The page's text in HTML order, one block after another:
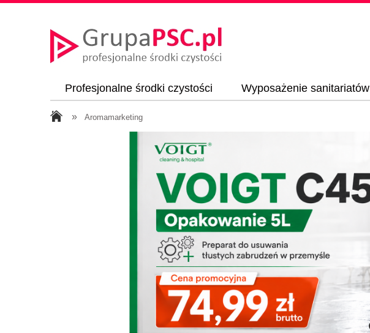
Profesjonalne środki czystości Wyposażenie sanitariatów
Kosze na śmieci
» Aromamarketing